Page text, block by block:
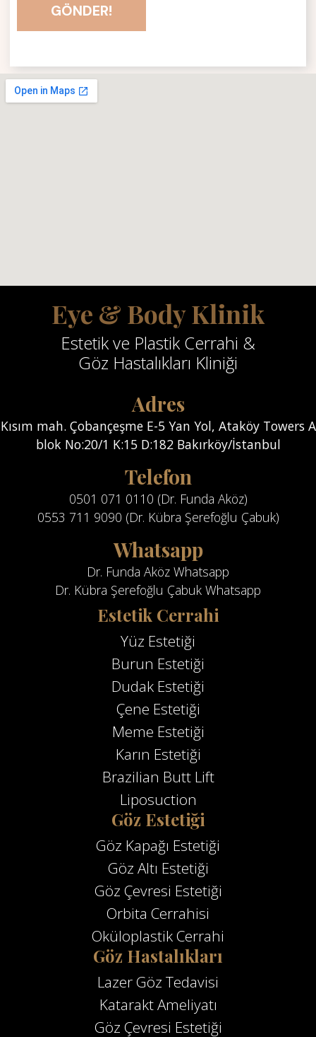
GÖNDER!
Eye & Body Klinik
Estetik ve Plastik Cerrahi &
Göz Hastalıkları Kliniği
Adres
Kısım mah. Çobançeşme E-5 Yan Yol, Ataköy Towers A
blok No:20/1 K:15 D:182 Bakırköy/İstanbul
Telefon
0501 071 0110 (Dr. Funda Aköz)
0553 711 9090 (Dr. Kübra Şerefoğlu Çabuk)
Whatsapp
Dr. Funda Aköz Whatsapp
Dr. Kübra Şerefoğlu Çabuk Whatsapp
Estetik Cerrahi
Yüz Estetiği
Burun Estetiği
Dudak Estetiği
Çene Estetiği
Meme Estetiği
Karın Estetiği
Brazilian Butt Lift
Liposuction
Göz Estetiği
Göz Kapağı Estetiği
Göz Altı Estetiği
Göz Çevresi Estetiği
Orbita Cerrahisi
Oküloplastik Cerrahi
Göz Hastalıkları
Lazer Göz Tedavisi
Katarakt Ameliyatı
Göz Çevresi Estetiği